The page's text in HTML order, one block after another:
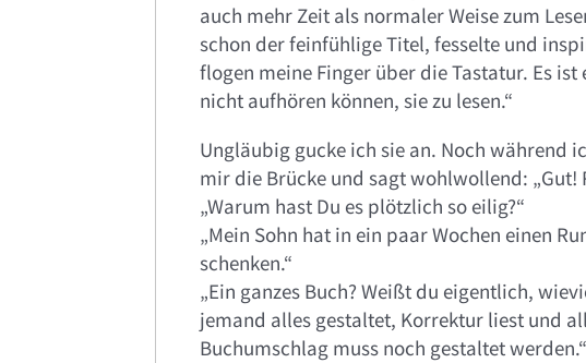
auch mehr Zeit als normaler Weise zum
schon der feinfühlige Titel, fesselte und
flogen meine Finger über die Tastatur. Es
nicht aufhören können, sie zu lesen.“
Ungläubig gucke ich sie an. Noch während
mir die Brücke und sagt wohlwollend: „Gut!
„Warum hast Du es plötzlich so eilig?“
„Mein Sohn hat in ein paar Wochen einen
schenken.“
„Ein ganzes Buch? Weißt du eigentlich,
jemand alles gestaltet, Korrektur liest und
Buchumschlag muss noch gestaltet werden.“